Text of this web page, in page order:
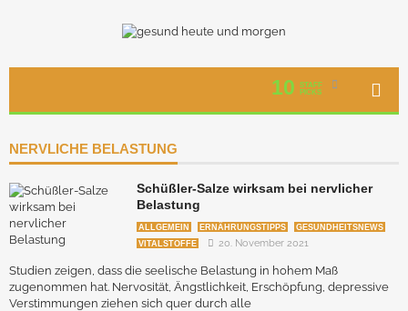
10
STAFF
PICKS
NERVLICHE BELASTUNG
Schüßler-Salze wirksam bei nervlicher
Belastung
ALLGEMEIN ERNÄHRUNGSTIPPS
GESUNDHEITSNEWS
VITALSTOFFE
20. November 2021
Studien zeigen, dass die seelische Belastung in hohem Maß
zugenommen hat. Nervosität, Ängstlichkeit, Erschöpfung, depressive
Verstimmungen ziehen sich quer durch alle